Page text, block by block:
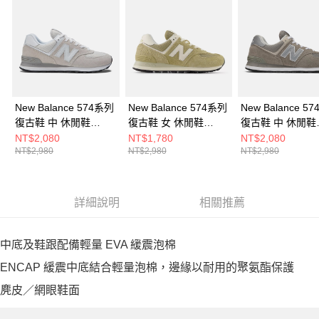
New Balance 574系列
復古鞋 中 休閒鞋
ML574EVW-D
NT$2,080
NT$2,980
New Balance 574系列
復古鞋 女 休閒鞋
WL574CUL-B
NT$1,780
NT$2,980
New Balance
復古鞋 中 休閒鞋
ML574EVG-D
NT$2,080
NT$2,980
詳細說明 相關推薦
中底及鞋跟配備輕量 EVA 緩震泡棉
ENCAP 緩震中底結合輕量泡棉，邊緣以耐用的聚氨酯保護
麂皮／網眼鞋面